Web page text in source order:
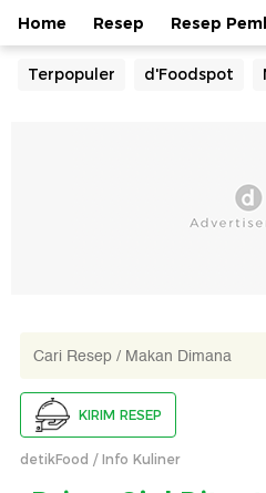
Home Resep Resep
Terpopuler d'Foodspot
KIRIM RESEP
detikFood Info Kuliner